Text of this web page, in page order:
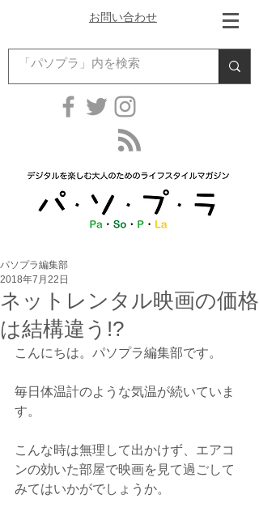
お問い合わせ
ネットレンタル映画の価格
は結構違う!?
パソプラ編集部
2018年7月22日
こんにちは。パソプラ編集部です。
毎日体温計のような気温が続いていま
す。
こんな時は無理して出かけず、エアコ
ンの効いた部屋で映画を見て過ごして
みてはいかがでしょうか。